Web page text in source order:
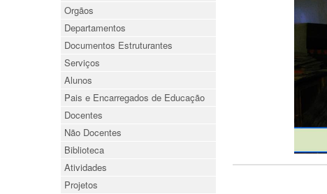
Orgãos
Departamentos
Documentos Estruturantes
Serviços
Alunos
Pais e Encarregados de Educação
Docentes
Não Docentes
Biblioteca
Atividades
Projetos